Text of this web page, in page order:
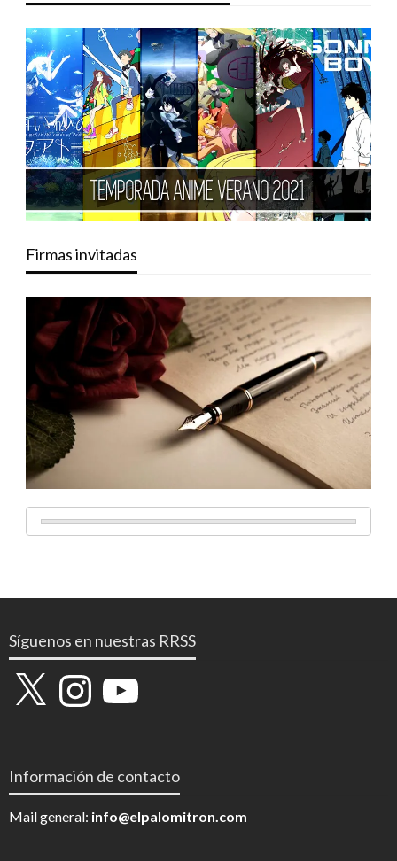
Firmas invitadas
Síguenos en nuestras RRSS
X InstagramYouTube
Información de contacto
Mail general: info@elpalomitron.com